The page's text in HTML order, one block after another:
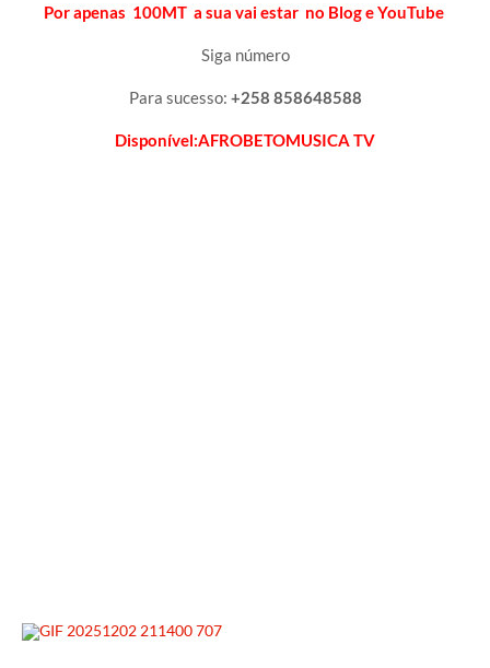
Por apenas 100MT a sua vai estar no Blog e YouTube
Siga número
Para sucesso: +258 858648588
Disponível:AFROBETOMUSICA TV